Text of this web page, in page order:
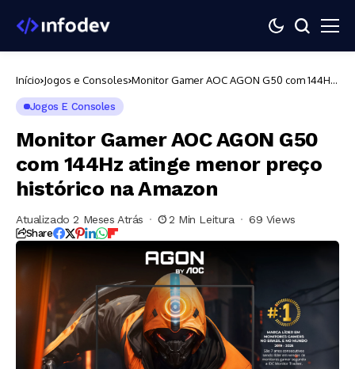
Início Jogos e Consoles Monitor Gamer AOC AGON G50 com 144Hz
Jogos E Consoles
Monitor Gamer AOC AGON G50
com 144Hz atinge menor preço
histórico na Amazon
Atualizado 2 Meses Atrás 2 Min Leitura 69 Views
Share